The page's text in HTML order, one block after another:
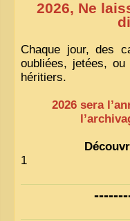
2026, Ne
Chaque jour, des
oubliées, jetées,
héritiers.
2026 sera
1